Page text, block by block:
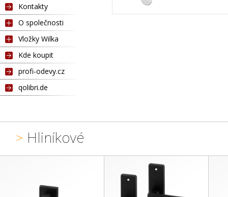
Kontakty
O společnosti
Vložky Wilka
Kde koupit
profi-odevy.cz
qolibri.de
> Hliníkové